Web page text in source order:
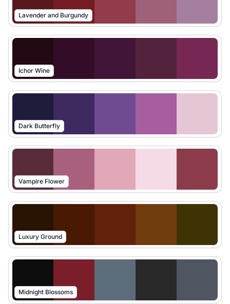
Lavender and Burgundy
Ichor Wine
Dark Butterfly
Vampire Flower
Luxury Ground
Midnight Blossoms